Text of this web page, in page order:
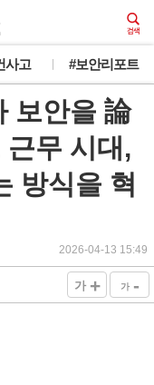
사고 #보안리포트
보안을 論
무 시대,
방식을 혁
2026-04-13 15:49
가 + 가 -